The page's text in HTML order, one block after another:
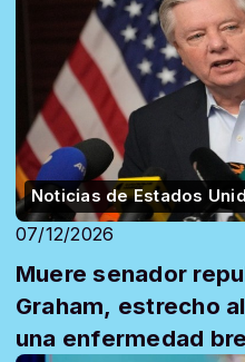
Noticias de Estados
07/12/2026
Muere senador
Graham, estrecho
una enfermedad